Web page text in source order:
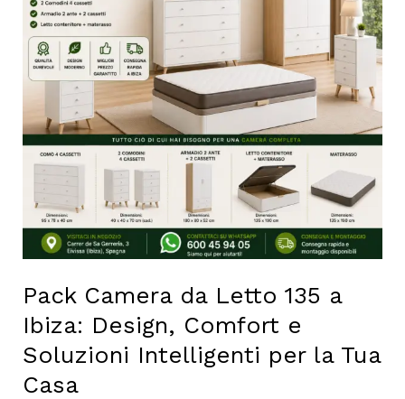
Pack Camera da Letto 135 a
Ibiza: Design, Comfort e
Soluzioni Intelligenti per la Tua
Casa
Ibiza:
Design,
Comfort
e
Soluzioni
Intelligenti
per
Tua
Casa